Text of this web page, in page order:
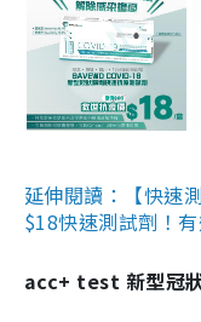
延伸閱讀：【快速
$18快速測試劑！
acc+ test 新型冠